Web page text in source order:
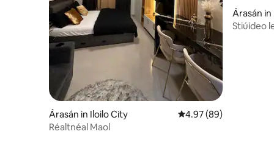
Árasán in Iloilo City Meánrátáil 4.97 as 5,
4.97 (89)
Réaltnéal Maol
Árasán
Stiúideo